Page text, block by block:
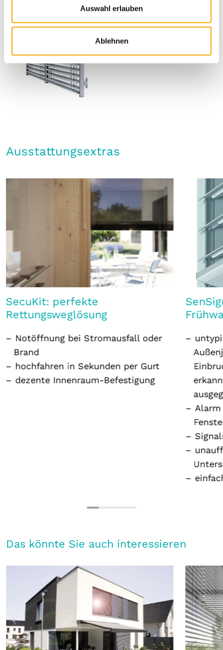
Auswahl erlauben
Ablehnen
Ausstattungsextras
SecuKit: perfekte
Rettungsweglösung
Notöffnung bei Stromausfall oder
Brand
hochfahren in Sekunden per Gurt
dezente Innenraum-Befestigung
Alarm
Das könnte Sie auch interessieren